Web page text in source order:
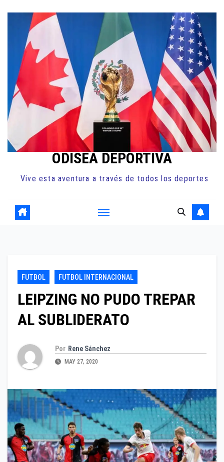
contenido
ODISEA DEPORTIVA
Vive esta aventura a través de todos los deportes
FUTBOL FUTBOL INTERNACIONAL
LEIPZING NO PUDO TREPAR
AL SUBLIDERATO
Por Rene Sánchez
MAY 27, 2020